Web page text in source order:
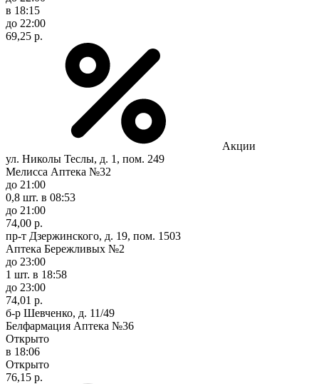
в 18:15
до 22:00
69,25 р.
Акции
ул. Николы Теслы, д. 1, пом. 249
Мелисса Аптека №32
до 21:00
0,8 шт. в 08:53
до 21:00
74,00 р.
пр-т Дзержинского, д. 19, пом. 1503
Аптека Бережливых №2
до 23:00
1 шт. в 18:58
до 23:00
74,01 р.
б-р Шевченко, д. 11/49
Белфармация Аптека №36
Открыто
в 18:06
Открыто
76,15 р.